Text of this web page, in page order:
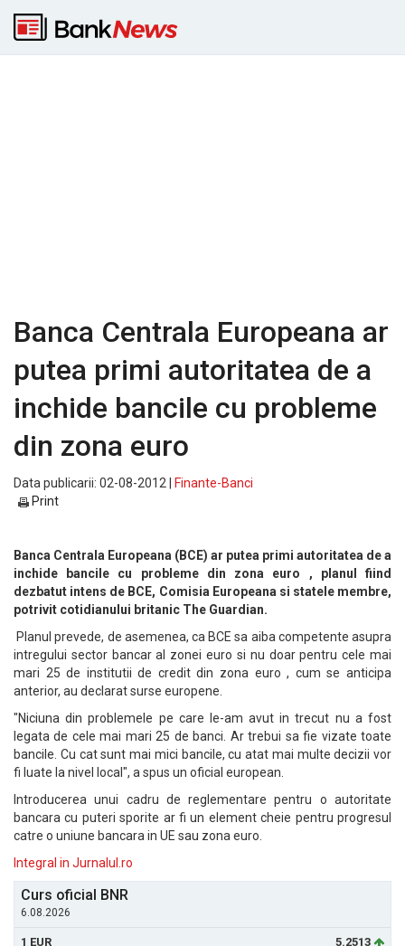
Banca Centrala Europeana ar
putea primi autoritatea de a
inchide bancile cu probleme
din zona euro
Data publicarii: 02-08-2012 |
Finante-Banci
Print
Banca Centrala Europeana (BCE) ar putea primi autoritatea de a
inchide bancile cu probleme din zona euro , planul fiind
dezbatut intens de BCE, Comisia Europeana si statele membre,
potrivit cotidianului britanic The Guardian.
Planul prevede, de asemenea, ca BCE sa aiba competente asupra
intregului sector bancar al zonei euro si nu doar pentru cele mai
mari 25 de institutii de credit din zona euro , cum se anticipa
anterior, au declarat surse europene.
"Niciuna din problemele pe care le-am avut in trecut nu a fost
legata de cele mai mari 25 de banci. Ar trebui sa fie vizate toate
bancile. Cu cat sunt mai mici bancile, cu atat mai multe decizii vor
fi luate la nivel local", a spus un oficial european.
Introducerea unui cadru de reglementare pentru o autoritate
bancara cu puteri sporite ar fi un element cheie pentru progresul
catre o uniune bancara in UE sau zona euro.
Integral in Jurnalul.ro
Curs oficial BNR
6.08.2026
1 EUR
5.2513